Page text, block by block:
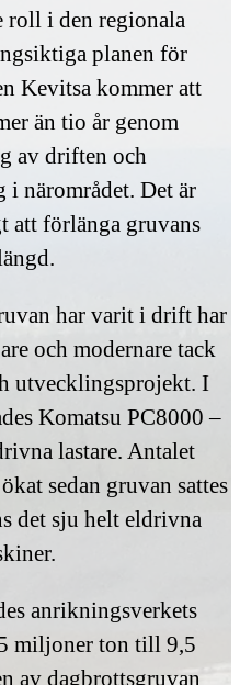
roll i den regionala
planen för
Kevitsa kommer att
än tio år genom
av driften och
i närområdet. Det är
att förlänga gruvans
har varit i drift har
och modernare tack
utvecklingsprojekt. I
Komatsu PC8000 –
lastare. Antalet
sedan gruvan sattes
det sju helt eldrivna
anrikningsverkets
miljoner ton till 9,5
av dagbrottsgruvan